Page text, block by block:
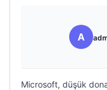
A
Microsoft, düşük